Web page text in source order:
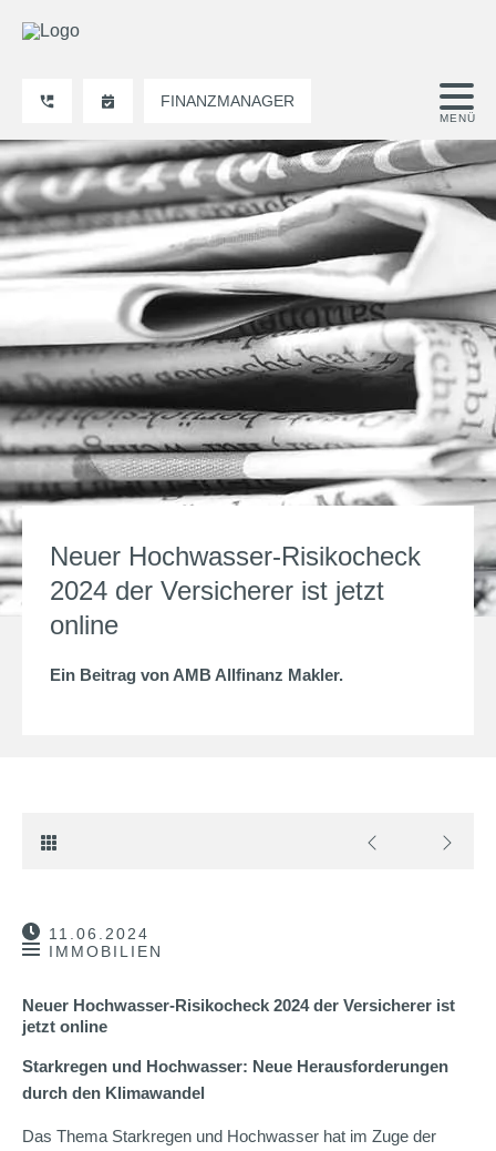
FINANZMANAGER
Neuer Hochwasser-Risikocheck
2024 der Versicherer ist jetzt
online
Ein Beitrag von AMB Allfinanz Makler.
11.06.2024
IMMOBILIEN
Neuer Hochwasser-Risikocheck 2024 der Versicherer ist
jetzt online
Starkregen und Hochwasser: Neue Herausforderungen
durch den Klimawandel
Das Thema Starkregen und Hochwasser hat im Zuge der